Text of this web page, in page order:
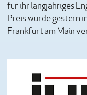
für ihr langjähriges
Preis wurde gestern
Frankfurt am Main